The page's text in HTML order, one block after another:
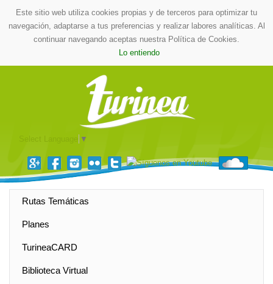
Este sitio web utiliza cookies propias y de terceros para optimizar tu
navegación, adaptarse a tus preferencias y realizar labores analíticas. Al
continuar navegando aceptas nuestra Política de Cookies.
Lo entiendo
▼
Rutas Temáticas
Planes
TurineaCARD
Biblioteca Virtual